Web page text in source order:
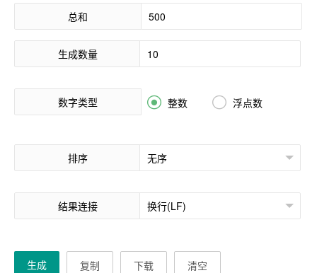
总和
生成数量
数字类型  整数  浮点数
排序
结果连接
生成 复制 下载 清空